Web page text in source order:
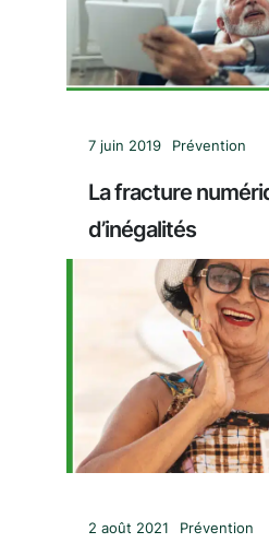
7 juin 2019 Prévention
La fracture
d’inégalités
2 août 2021 Prévention